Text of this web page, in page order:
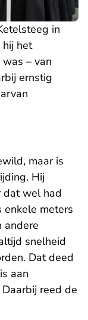
in
het
– van
ernstig
maar is
Hij
dat wel had
enkele meters
andere
snelheid
Dat deed
aan
reed de